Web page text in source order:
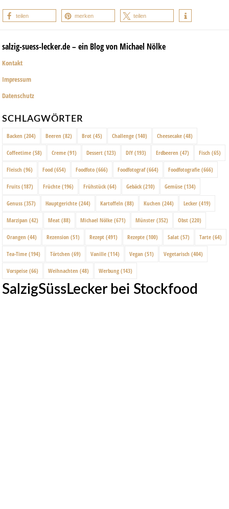
teilen merken teilen
salzig-suess-lecker.de – ein Blog von Michael Nölke
Kontakt
Impressum
Datenschutz
SCHLAGWÖRTER
Backen (204) Beeren (82) Brot (45) Challenge (140) Cheesecake (48)
Coffeetime (58) Creme (91) Dessert (123) DIY (193) Erdbeeren (47) Fisch (65)
Fleisch (96) Food (654) Foodfoto (666) Foodfotograf(664) Foodfotografie (666)
Fruits (187) Früchte (196) Frühstück (64) Gebäck (210) Gemüse (134)
Genuss (357) Hauptgerichte (244) Kartoffeln (88) Kuchen (244) Lecker (419)
Marzipan (42) Meat (88) Michael Nölke (671) Münster (352) Obst (220)
Orangen (44) Rezension (51) Rezept (491) Rezepte (100) Salat (57) Tarte (64)
Tea-Time (194) Törtchen (69) Vanille (114) Vegan (51) Vegetarisch (404)
Vorspeise (66) Weihnachten (48) Werbung (143)
SalzigSüssLecker bei Stockfood